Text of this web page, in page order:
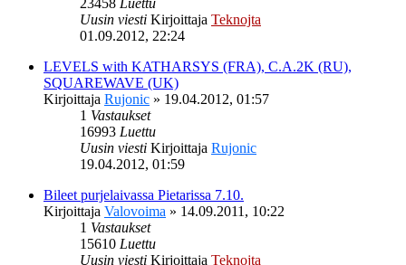
Uusin viesti Kirjoittaja Teknojta
01.09.2012, 22:24
LEVELS with KATHARSYS (FRA), C.A.2K (RU),
SQUAREWAVE (UK)
Kirjoittaja Rujonic » 19.04.2012, 01:57
1 Vastaukset
16993 Luettu
Uusin viesti Kirjoittaja Rujonic
19.04.2012, 01:59
Bileet purjelaivassa Pietarissa 7.10.
Kirjoittaja Valovoima » 14.09.2011, 10:22
1 Vastaukset
15610 Luettu
Uusin viesti Kirjoittaja Teknojta